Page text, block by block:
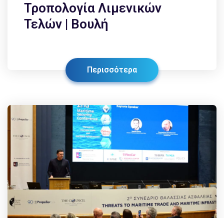
Τροπολογία Λιμενικών
Τελών | Βουλή
Περισσότερα